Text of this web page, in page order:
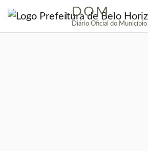
| DOM
Diário Oficial do Município